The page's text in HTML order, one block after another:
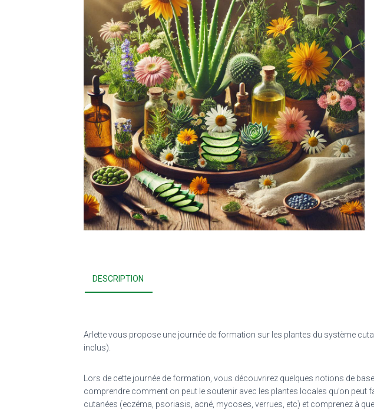
DESCRIPTION
Arlette vous propose une journée de formation sur les plantes du système
inclus).
Lors de cette journée de formation, vous découvrirez quelques notions de
comprendre comment on peut le soutenir avec les plantes locales qu’on
cutanées (eczéma, psoriasis, acné, mycoses, verrues, etc) et comprenez à